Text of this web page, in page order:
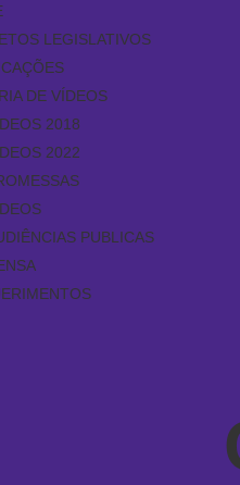
LEGISLATIVOS
DE VÍDEOS
2018
2022
PUBLICAS